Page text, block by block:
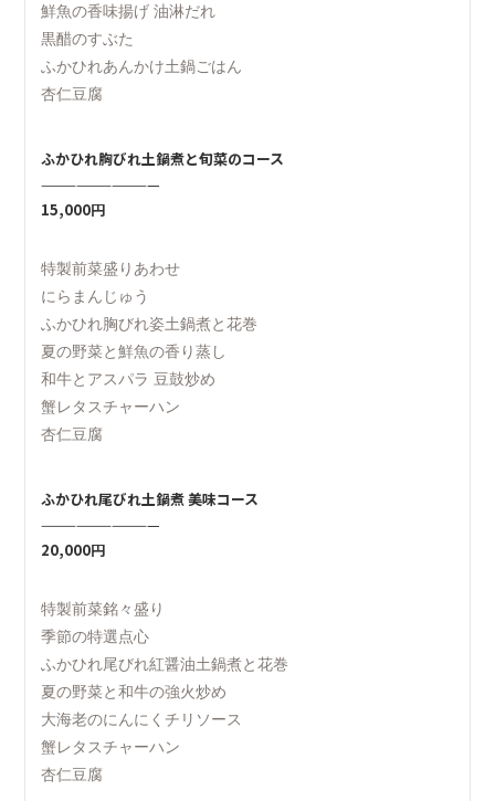
鮮魚の香味揚げ 油淋だれ
黒醋のすぶた
ふかひれあんかけ土鍋ごはん
杏仁豆腐
ふかひれ胸びれ土鍋煮と旬菜のコース
——————————
15,000円
特製前菜盛りあわせ
にらまんじゅう
ふかひれ胸びれ姿土鍋煮と花巻
夏の野菜と鮮魚の香り蒸し
和牛とアスパラ 豆鼓炒め
蟹レタスチャーハン
杏仁豆腐
ふかひれ尾びれ土鍋煮 美味コース
——————————
20,000円
特製前菜銘々盛り
季節の特選点心
ふかひれ尾びれ紅醤油土鍋煮と花巻
夏の野菜と和牛の強火炒め
大海老のにんにくチリソース
蟹レタスチャーハン
杏仁豆腐